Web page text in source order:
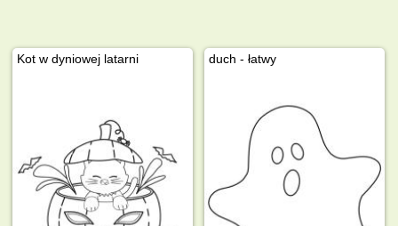
Kot w dyniowej latarni duch - łatwy